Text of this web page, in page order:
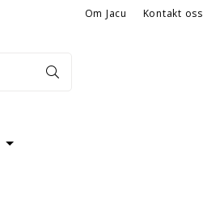
Om Jacu Kontakt oss